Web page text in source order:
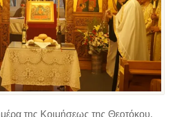
της Κοιμήσεως της Θεοτόκου,